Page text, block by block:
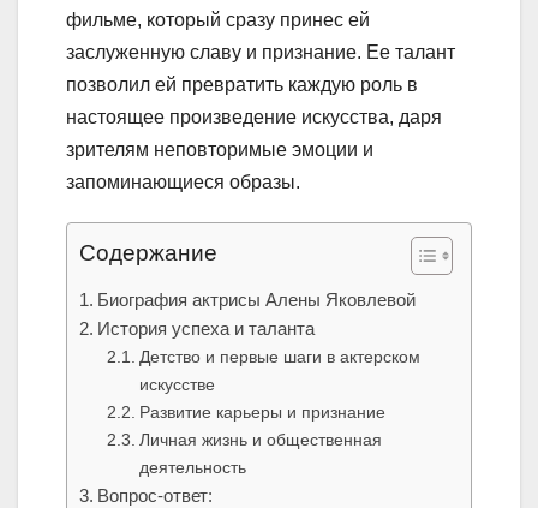
фильме, который сразу принес ей
заслуженную славу и признание. Ее талант
позволил ей превратить каждую роль в
настоящее произведение искусства, даря
зрителям неповторимые эмоции и
запоминающиеся образы.
Содержание
Биография актрисы Алены Яковлевой
История успеха и таланта
Детство и первые шаги в актерском
искусстве
Развитие карьеры и признание
Личная жизнь и общественная
деятельность
Вопрос-ответ: